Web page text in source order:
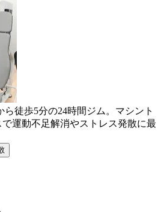
ら徒歩5分の24時間ジム。マシント
運動不足解消やストレス発散に最